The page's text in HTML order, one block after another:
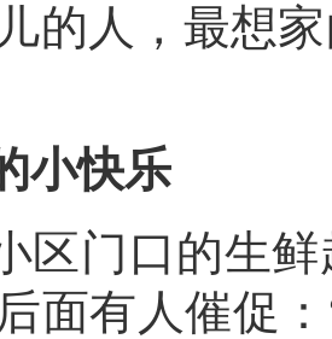
的人，最想
小快乐
区门口的生
面有人催促